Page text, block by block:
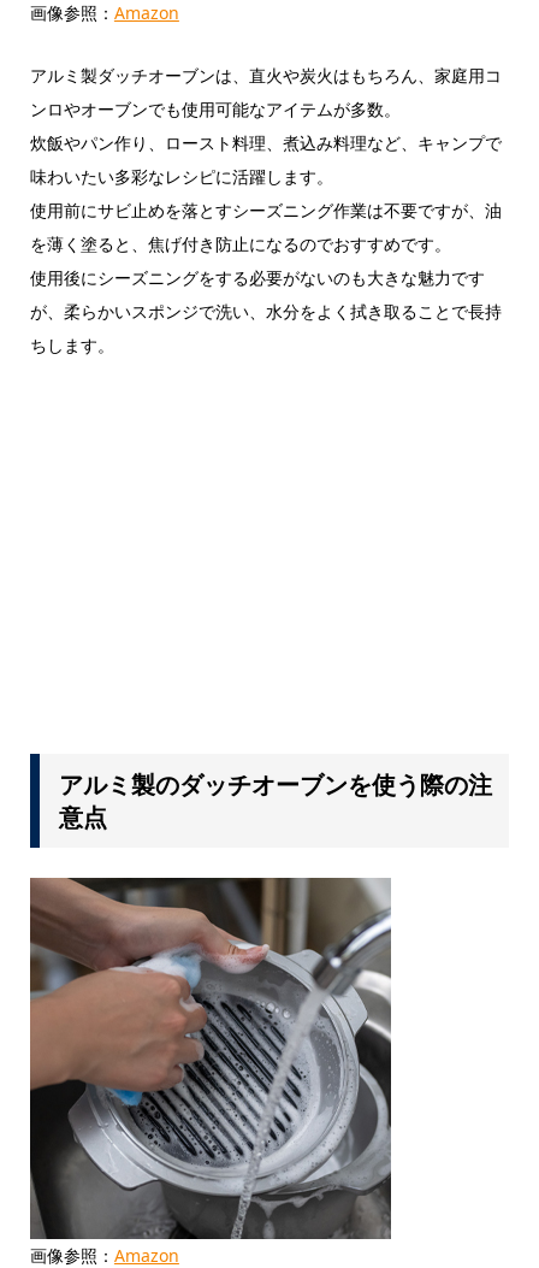
画像参照： Amazon
アルミ製ダッチオーブンは、直火や炭火はもちろん、家庭用コ
ンロやオーブンでも使用可能なアイテムが多数。
炊飯やパン作り、ロースト料理、煮込み料理など、キャンプで
味わいたい多彩なレシピに活躍します。
使用前にサビ止めを落とすシーズニング作業は不要ですが、油
を薄く塗ると、焦げ付き防止になるのでおすすめです。
使用後にシーズニングをする必要がないのも大きな魅力です
が、柔らかいスポンジで洗い、水分をよく拭き取ることで長持
ちします。
アルミ製のダッチオーブンを使う際の注
意点
画像参照： Amazon